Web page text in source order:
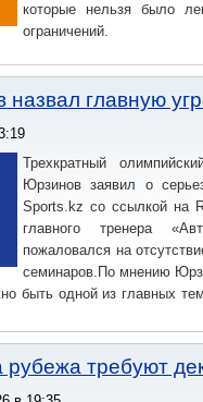
которые нельзя было
ограничений.
главную
Трехкратный
Юрзинов заявил о
Sports.kz со ссылкой на
главного тренера
пожаловался на
семинаров.По мнению
быть одной из главных
рубежа требуют